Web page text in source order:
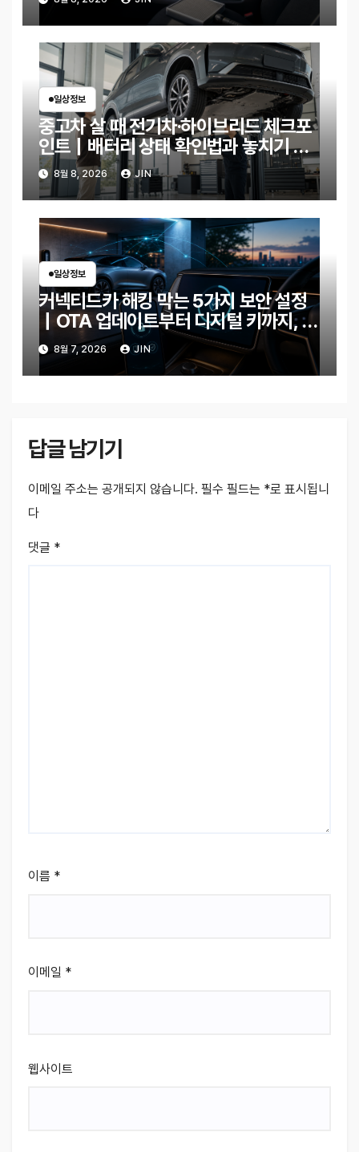
일상정보
중고차 살 때 전기차·하이브리드 체크포
인트｜배터리 상태 확인법과 놓치기 쉬
운 위험 신호
8월 8, 2026 JIN
일상정보
커넥티드카 해킹 막는 5가지 보안 설정
｜OTA 업데이트부터 디지털 키까지, 지
금 확인할 것은?
8월 7, 2026 JIN
답글 남기기
이메일 주소는 공개되지 않습니다. 필수 필드는 *로 표시됩니
다
댓글 *
이름 *
이메일 *
웹사이트